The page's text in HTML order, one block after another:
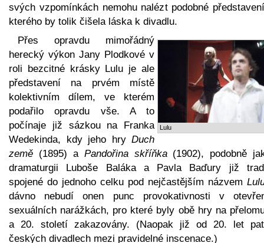
svých vzpomínkách nemohu nalézt podobné
kterého by tolik čišela láska k divadlu.
Lulu
Přes opravdu mimořádný
herecký výkon Jany Plodkové v
roli bezcitné krásky Lulu je ale
představení na prvém místě
kolektivním dílem, ve kterém
podařilo opravdu vše. A to
počínaje již sázkou na Franka
Wedekinda, kdy jeho hry Duch
země (1895) a Pandořina skříňka(1902), podobně
dramaturgii Luboše Baláka a Pavla Baďury již
spojené do jednoho celku pod nejčastějším názvem
dávno nebudí onen punc provokativnosti v
sexuálních narážkách, pro které byly obě hry na
a 20. století zakazovány. (Naopak již od 20. let
českých divadlech mezi pravidelné inscenace.)